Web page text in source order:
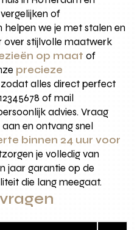
of
we je met stalen en
over stijlvolle maatwerk
op maat of
precieze
zodat alles direct perfect
of mail
advies. Vraag
en ontvang snel
binnen 24 uur voor
je volledig van
jaar garantie op de
die lang meegaat.